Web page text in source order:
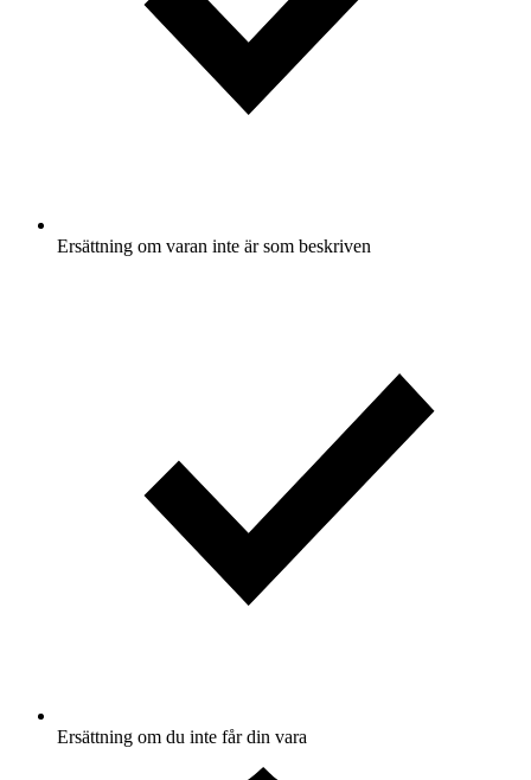
Ersättning om varan inte är som beskriven
Ersättning om du inte får din vara